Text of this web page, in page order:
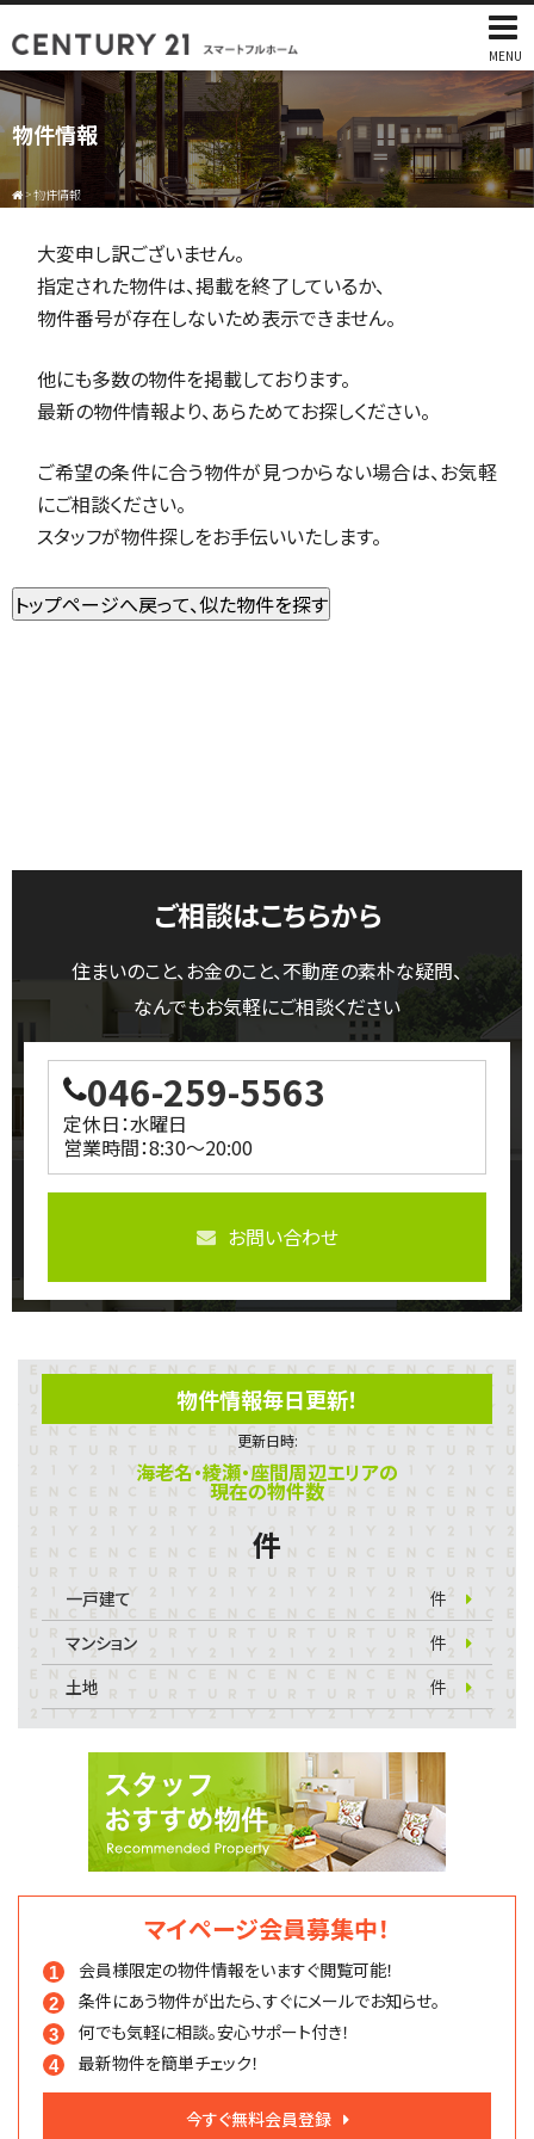
MENU
物件情報
>物件情報
大変申し訳ございません。
指定された物件は、掲載を終了しているか、
物件番号が存在しないため表示できません。
他にも多数の物件を掲載しております。
最新の物件情報より、あらためてお探しください。
ご希望の条件に合う物件が見つからない場合は、お気軽
にご相談ください。
スタッフが物件探しをお手伝いいたします。
ご相談はこちらから
住まいのこと、お金のこと、不動産の素朴な疑問、
なんでもお気軽にご相談ください
046-259-5563
定休日：水曜日
営業時間：8:30～20:00
お問い合わせ
物件情報毎日更新！
更新日時:
海老名・綾瀬・座間周辺エリアの
現在の物件数
件
一戸建て
件
マンション
件
土地
件
マイページ会員募集中！
会員様限定の物件情報をいますぐ閲覧可能！
条件にあう物件が出たら、すぐにメールでお知らせ。
何でも気軽に相談。安心サポート付き！
最新物件を簡単チェック！
今すぐ無料会員登録